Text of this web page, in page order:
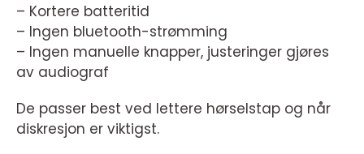
– Kortere batteritid
– Ingen bluetooth-strømming
– Ingen manuelle knapper, justeringer gjøres
av audiograf
De passer best ved lettere hørselstap og når
diskresjon er viktigst.